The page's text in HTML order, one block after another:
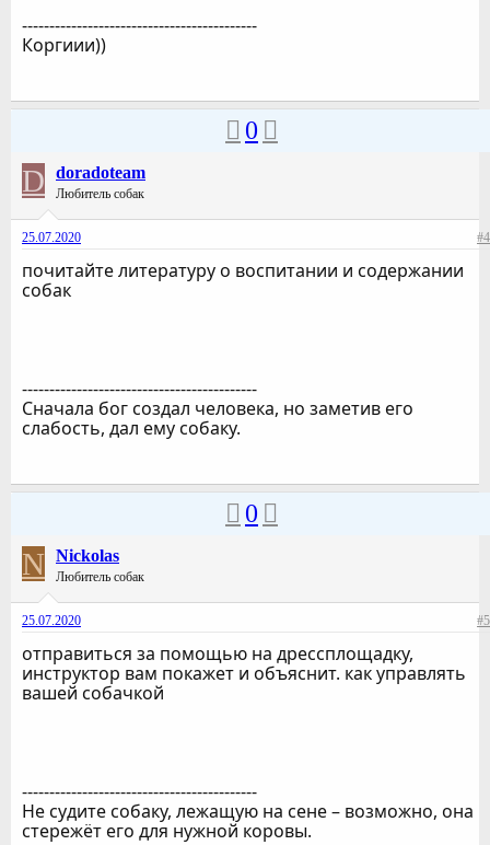
-------------------------------------------
Коргиии))
0
D doradoteam
Любитель собак
25.07.2020 #4
почитайте литературу о воспитании и содержании
собак
-------------------------------------------
Сначала бог создал человека, но заметив его
слабость, дал ему собаку.
0
N Nickolas
Любитель собак
25.07.2020 #5
отправиться за помощью на дрессплощадку,
инструктор вам покажет и объяснит. как управлять
вашей собачкой
-------------------------------------------
Не судите собаку, лежащую на сене – возможно, она
стережёт его для нужной коровы.